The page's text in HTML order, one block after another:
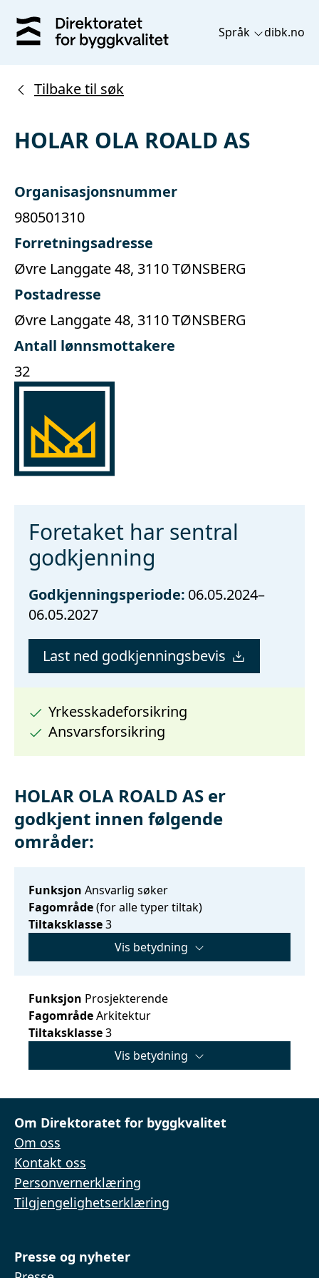
Språk dibk.no
Tilbake til søk
HOLAR OLA ROALD AS
Organisasjonsnummer
980501310
Forretningsadresse
Øvre Langgate 48, 3110 TØNSBERG
Postadresse
Øvre Langgate 48, 3110 TØNSBERG
Antall lønnsmottakere
32
Foretaket har sentral
godkjenning
Godkjenningsperiode: 06.05.2024–
06.05.2027
Last ned godkjenningsbevis
Yrkesskadeforsikring
Ansvarsforsikring
HOLAR OLA ROALD AS er
godkjent innen følgende
områder:
Funksjon Ansvarlig søker
Fagområde(for alle typer tiltak)
Tiltaksklasse3
Vis betydning
Funksjon Prosjekterende
FagområdeArkitektur
Tiltaksklasse3
Vis betydning
Om Direktoratet for byggkvalitet
Om oss
Kontakt oss
Personvernerklæring
Tilgjengelighetserklæring
Presse og nyheter